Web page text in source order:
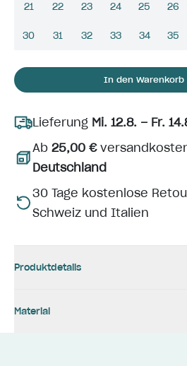
21 22 23 24 25 26
30 31 32 33 34 35
In den Warenkorb
Lieferung Mi. 12.8. – Fr.
Ab 25,00 €
Deutschland
30 Tage kostenlose
Schweiz und Italien
Produktdetails
Material